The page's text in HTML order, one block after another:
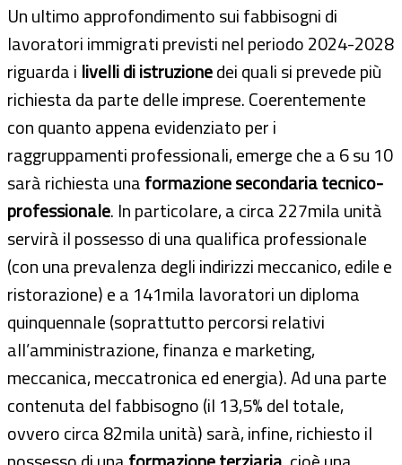
Un ultimo approfondimento sui fabbisogni di
lavoratori immigrati previsti nel periodo 2024-2028
riguarda i livelli di istruzionedei quali si prevede più
richiesta da parte delle imprese. Coerentemente
con quanto appena evidenziato per i
raggruppamenti professionali, emerge che a 6 su 10
sarà richiesta unaformazione secondaria tecnico-
professionale. In particolare, a circa 227mila unità
servirà il possesso di una qualifica professionale
(con una prevalenza degli indirizzi meccanico, edile e
ristorazione) e a 141mila lavoratori un diploma
quinquennale (soprattutto percorsi relativi
all’amministrazione, finanza e marketing,
meccanica, meccatronica ed energia). Ad una parte
contenuta del fabbisogno (il 13,5% del totale,
ovvero circa 82mila unità) sarà, infine, richiesto il